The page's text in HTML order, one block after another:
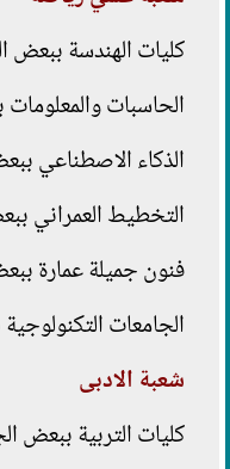
كليات الهندسة ببعض
الحاسبات
الذكاء الاصطناعي
التخطيط العمراني
فنون جميلة عمارة
الجامعات
شعبة الادبى
كليات التربية ببعض